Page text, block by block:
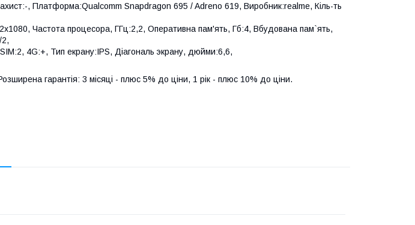
, Платформа:Qualcomm Snapdragon 695 / Adreno 619, Виробник:realme, Кіль-ть
Частота процесора, ГГц:2,2, Оперативна пам'ять, Гб:4, Вбудована пам`ять,
4G:+, Тип екрану:IPS, Діагональ экрану, дюйми:6,6,
гарантія: 3 місяці - плюс 5% до ціни, 1 рік - плюс 10% до ціни.